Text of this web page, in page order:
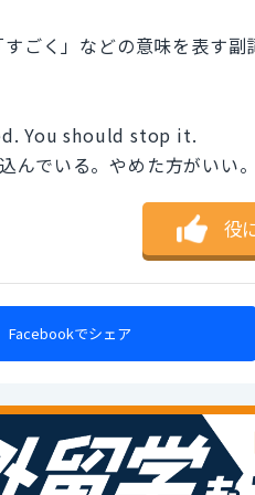
ごく」などの意味を表す
You should stop it.
んでいる。やめた方がいい。
役
Facebookでシェア